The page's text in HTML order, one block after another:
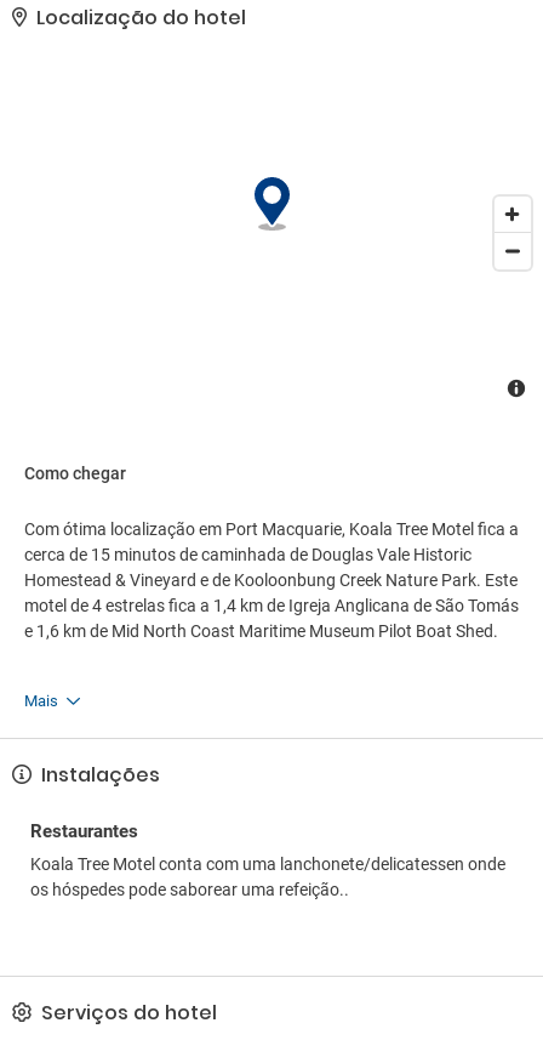
para bagagem. Há serviço de traslado de/para o aeroporto (em
horário limitado) de cortesia..
Localização do hotel
Como chegar
Com ótima localização em Port Macquarie, Koala Tree Motel fica a
cerca de 15 minutos de caminhada de Douglas Vale Historic
Homestead & Vineyard e de Kooloonbung Creek Nature Park. Este
motel de 4 estrelas fica a 1,4 km de Igreja Anglicana de São Tomás
e 1,6 km de Mid North Coast Maritime Museum Pilot Boat Shed.
Mais
Instalações
Restaurantes
Koala Tree Motel conta com uma lanchonete/delicatessen onde
os hóspedes pode saborear uma refeição..
Serviços do hotel